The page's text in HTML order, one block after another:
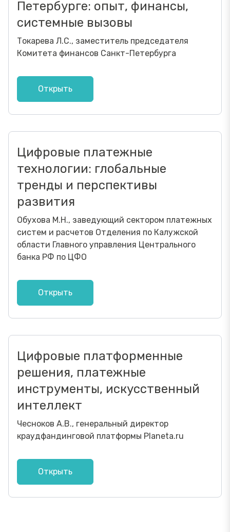
Петербурге: опыт, финансы,
системные вызовы
Токарева Л.С., заместитель председателя
Комитета финансов Санкт-Петербурга
Открыть
Цифровые платежные
технологии: глобальные
тренды и перспективы
развития
Обухова М.Н., заведующий сектором платежных
систем и расчетов Отделения по Калужской
области Главного управления Центрального
банка РФ по ЦФО
Открыть
Цифровые платформенные
решения, платежные
инструменты, искусственный
интеллект
Чесноков А.В., генеральный директор
краудфандинговой платформы Planeta.ru
Открыть